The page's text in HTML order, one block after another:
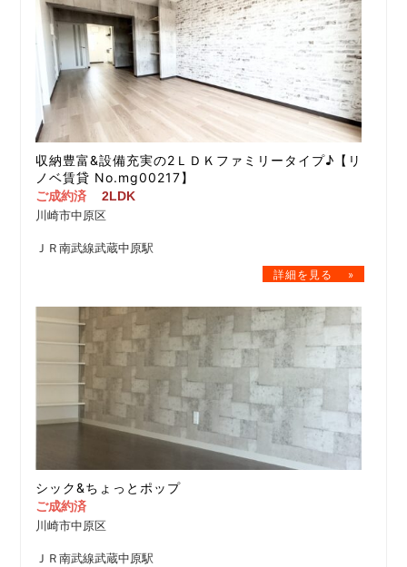
収納豊富&設備充実の2ＬＤＫファミリータイプ♪【リ
ノベ賃貸 No.mg00217】
ご成約済
2LDK
川崎市中原区
ＪＲ南武線武蔵中原駅
シック&ちょっとポップ
ご成約済
川崎市中原区
ＪＲ南武線武蔵中原駅